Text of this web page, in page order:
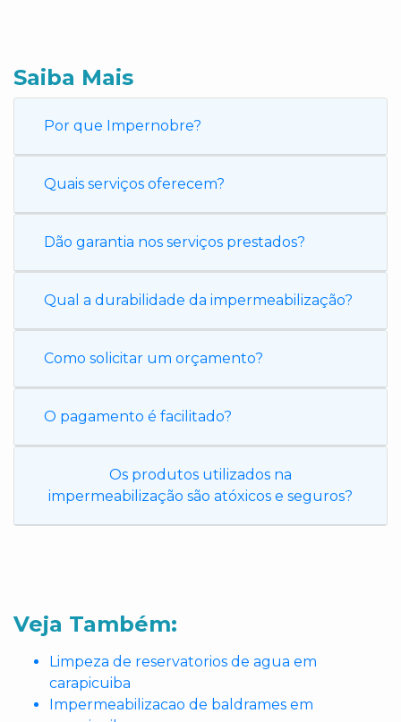
Saiba Mais
Por que Impernobre?
Quais serviços oferecem?
Dão garantia nos serviços prestados?
Qual a durabilidade da impermeabilização?
Como solicitar um orçamento?
O pagamento é facilitado?
Os produtos utilizados na
impermeabilização são atóxicos e seguros?
Veja Também:
Limpeza de reservatorios de agua em
carapicuiba
Impermeabilizacao de baldrames em